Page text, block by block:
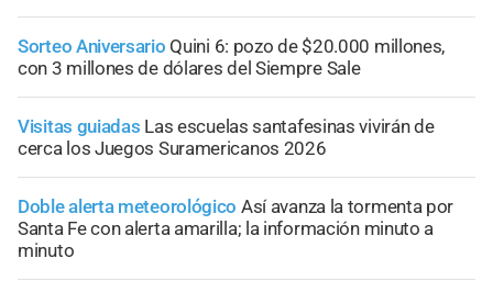
Sorteo Aniversario Quini 6: pozo de $20.000 millones,
con 3 millones de dólares del Siempre Sale
Visitas guiadas Las escuelas santafesinas vivirán de
cerca los Juegos Suramericanos 2026
Doble alerta meteorológico Así avanza la tormenta por
Santa Fe con alerta amarilla; la información minuto a
minuto